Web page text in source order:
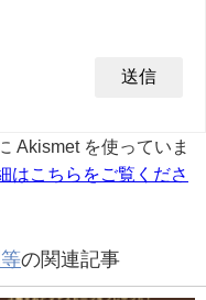
Akismet を使っていま
はこちらをご覧くださ
の関連記事